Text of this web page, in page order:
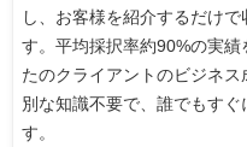
し、お客様を紹介するだけ
す。平均採択率約90%の実
たのクライアントのビジネ
別な知識不要で、誰でもす
す。